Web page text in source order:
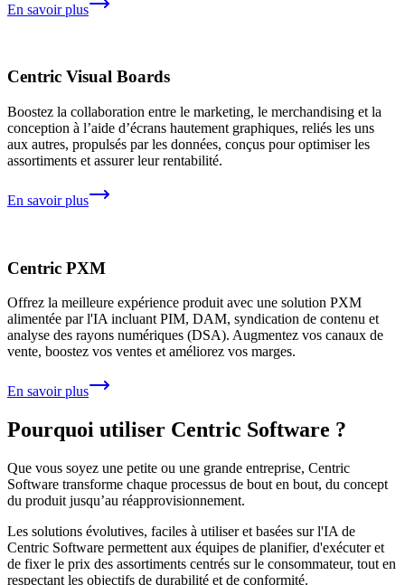
En savoir plus
Centric Visual Boards
Boostez la collaboration entre le marketing, le merchandising et la
conception à l’aide d’écrans hautement graphiques, reliés les uns
aux autres, propulsés par les données, conçus pour optimiser les
assortiments et assurer leur rentabilité.
En savoir plus
Centric PXM
Offrez la meilleure expérience produit avec une solution PXM
alimentée par l'IA incluant PIM, DAM, syndication de contenu et
analyse des rayons numériques (DSA). Augmentez vos canaux de
vente, boostez vos ventes et améliorez vos marges.
En savoir plus
Pourquoi utiliser Centric Software ?
Que vous soyez une petite ou une grande entreprise, Centric
Software transforme chaque processus de bout en bout, du concept
du produit jusqu’au réapprovisionnement.
Les solutions évolutives, faciles à utiliser et basées sur l'IA de
Centric Software permettent aux équipes de planifier, d'exécuter et
de fixer le prix des assortiments centrés sur le consommateur, tout en
respectant les objectifs de durabilité et de conformité.